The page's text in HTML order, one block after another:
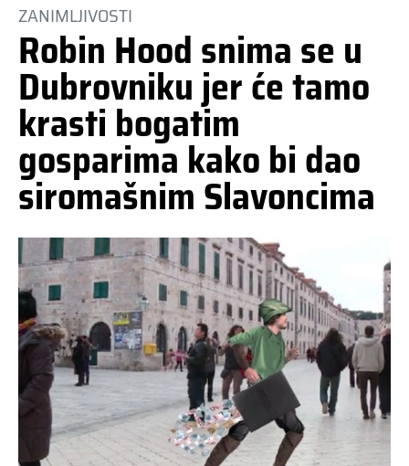
ZANIMLJIVOSTI
Robin Hood snima se u
Dubrovniku jer će tamo
krasti bogatim
gosparima kako bi dao
siromašnim Slavoncima